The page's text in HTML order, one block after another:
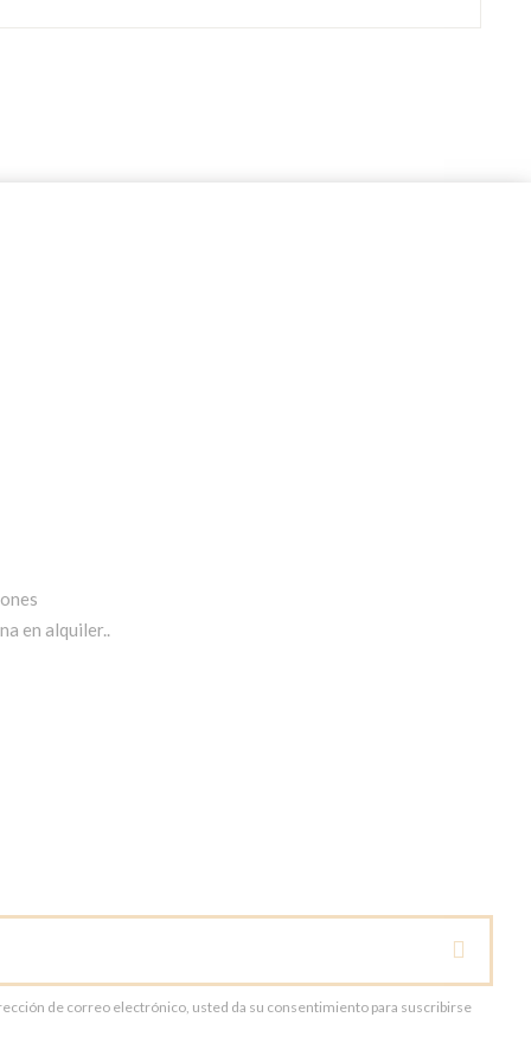
en alquiler..
de correo electrónico, usted da su consentimiento para suscribirse